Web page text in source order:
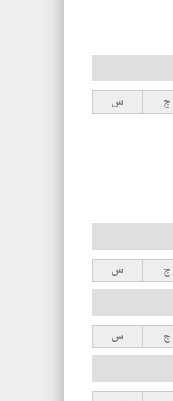
ج س
ج س
ج س